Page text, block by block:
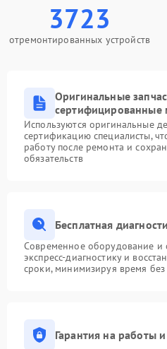
3723
отремонтированных устройств
Оригинальные
сертифицированные
Используются оригинальные
сертификацию специалисты,
работу после ремонта и
обязательств
Бесплатная
Современное оборудование и
экспресс-диагностику и
сроки, минимизируя время без
Гарантия на работы и